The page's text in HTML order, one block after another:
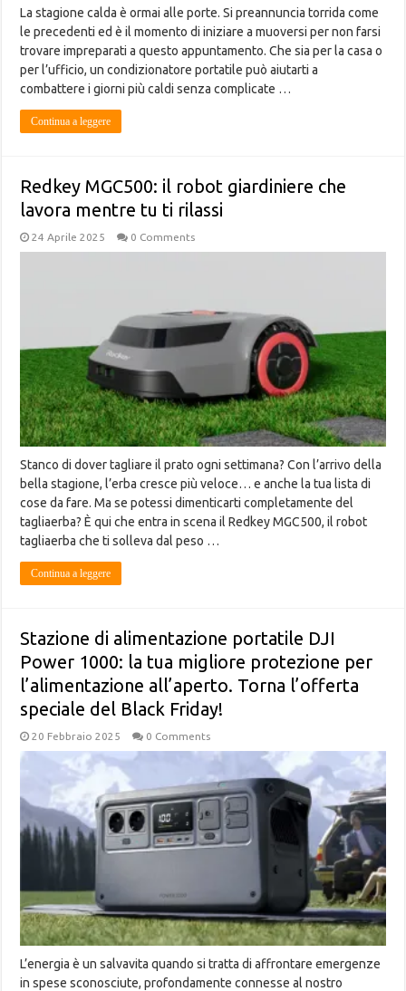
La stagione calda è ormai alle porte. Si preannuncia torrida come
le precedenti ed è il momento di iniziare a muoversi per non farsi
trovare impreparati a questo appuntamento. Che sia per la casa o
per l’ufficio, un condizionatore portatile può aiutarti a
combattere i giorni più caldi senza complicate …
Continua a leggere
Redkey MGC500: il robot giardiniere che
lavora mentre tu ti rilassi
24 Aprile 2025 0 Comments
Stanco di dover tagliare il prato ogni settimana? Con l’arrivo della
bella stagione, l’erba cresce più veloce… e anche la tua lista di
cose da fare. Ma se potessi dimenticarti completamente del
tagliaerba? È qui che entra in scena il Redkey MGC500, il robot
tagliaerba che ti solleva dal peso …
Continua a leggere
Stazione di alimentazione portatile DJI
Power 1000: la tua migliore protezione per
l’alimentazione all’aperto. Torna l’offerta
speciale del Black Friday!
20 Febbraio 2025 0 Comments
L’energia è un salvavita quando si tratta di affrontare emergenze
in spese sconosciute, profondamente connesse al nostro